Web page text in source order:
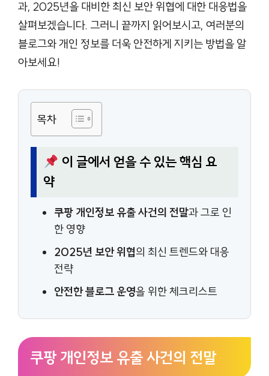
과, 2025년을 대비한 최신 보안 위협에 대한 대응법을
살펴보겠습니다. 그러니 끝까지 읽어보시고, 여러분의
블로그와 개인 정보를 더욱 안전하게 지키는 방법을 알
아보세요!
목차
이 글에서 얻을 수 있는 핵심 요
약
쿠팡 개인정보 유출 사건의 전말과 그로 인
한 영향
2025년 보안 위협의 최신 트렌드와 대응
전략
안전한 블로그 운영을 위한 체크리스트
쿠팡 개인정보 유출 사건의 전말